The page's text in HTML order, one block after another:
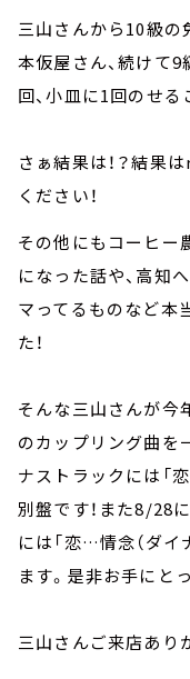
三山さんから10級の
本仮屋さん、続けて
回、小皿に1回のせる
さぁ結果は！？結果
ください！
その他にもコーヒー
になった話や、高知
マってるものなど本
た！
そんな三山さんが今
のカップリング曲を
ナストラックには「
別盤です！また8/28
には「恋…情念（ダイ
ます。是非お手にと
三山さんご来店あり